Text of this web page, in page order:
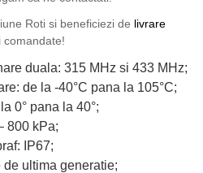
Roti si beneficiezi de livrare
comandate!
duala: 315 MHz si 433 MHz;
de la -40°C pana la 105°C;
0° pana la 40°;
800 kPa;
IP67;
ultima generatie;